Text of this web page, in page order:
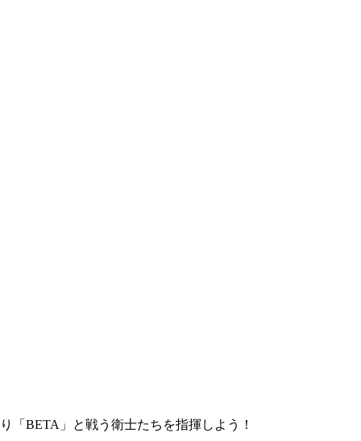
「BETA」と戦う衛士たちを指揮しよう！